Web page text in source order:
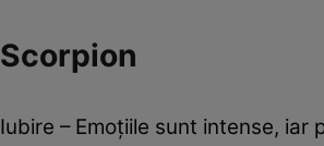
Scorpion
Iubire – Emoțiile sunt intense,